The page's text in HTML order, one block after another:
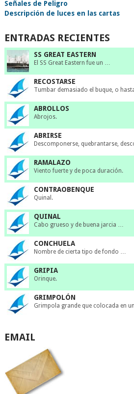
Señales de Peligro
Descripción de luces en las cartas
ENTRADAS RECIENTES
SS GREAT EASTERN
El SS Great Eastern fue un …
RECOSTARSE
Tumbar demasiado el buque, o
ABROLLOS
Abrojos.
ABRIRSE
Descomponerse, quebrantarse,
RAMALAZO
Viento fuerte y de poca duración.
CONTRAOBENQUE
Quinal.
QUINAL
Cabo grueso y de buena jarcia …
CONCHUELA
Nombre de cierta tipo de fondo …
GRIPIA
Orinque.
GRIMPOLÓN
Grimpola grande que colocada en
EMAIL